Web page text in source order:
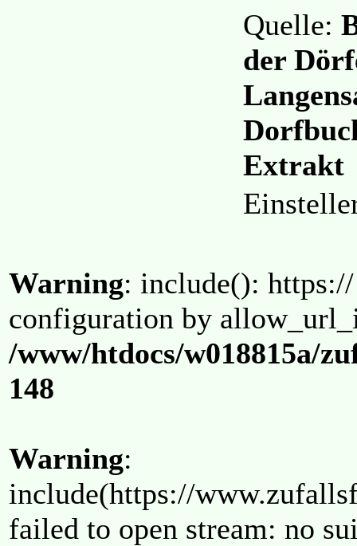
Quelle:
der
Extrakt
Warning: include():
configuration by
/www/htdocs/w018815a/
148
Warning:
include(https://
failed to open stream: no